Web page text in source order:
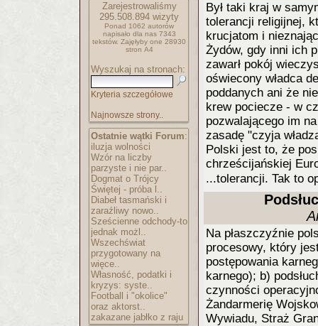
Zarejestrowaliśmy
295.508.894 wizyty
Ponad 1062 autorów
napisało dla nas 7343
tekstów. Zajęłyby one 28930
stron A4
Wyszukaj na stronach:
Kryteria szczegółowe
Najnowsze strony..
Ostatnie wątki Forum:
iluzja wolności
Wzór na liczby
parzyste i nie par..
Dogmat o Trójcy
Świętej - próba l..
Diabeł tasmański i
zaraźliwy nowo..
Sześcienne odchody-to
jednak możl..
Wszechświat
przygotowany na
więce..
Własność, podatki i
kryzys: syste..
Football i "okolice"
oraz aktorst..
zakazane jabłko z raju
Był taki kraj w
tolerancji religijnej,
krucjatom i
Żydów, gdy inni ich
zawarł pokój
oświecony władca
poddanych ani że
krew pociecze - w
pozwalającego im
zasadę "czyja
Polski jest to, że
chrześcijańskiej
...tolerancji. Tak to
Na płaszczyźnie
procesowy, który
postępowania
karnego); b)
czynności
Żandarmerię
Wywiadu, Straż